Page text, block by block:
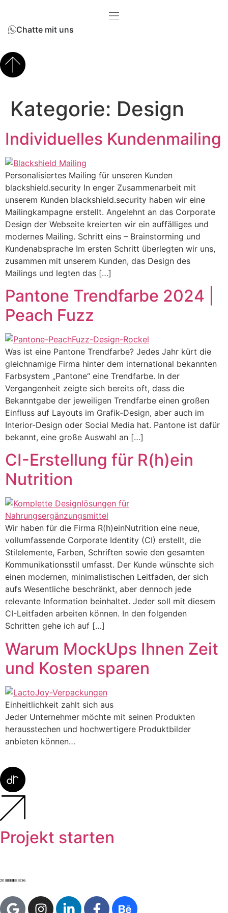
Chatte mit uns
Kategorie: Design
Individuelles Kundenmailing
Personalisiertes Mailing für unseren Kunden
blackshield.security In enger Zusammenarbeit mit
unserem Kunden blackshield.security haben wir eine
Mailingkampagne erstellt. Angelehnt an das Corporate
Design der Webseite kreierten wir ein auffälliges und
modernes Mailing. Schritt eins – Brainstorming und
Kundenabsprache Im ersten Schritt überlegten wir uns,
zusammen mit unserem Kunden, das Design des
Mailings und legten das […]
Pantone Trendfarbe 2024 |
Peach Fuzz
Was ist eine Pantone Trendfarbe? Jedes Jahr kürt die
gleichnamige Firma hinter dem international bekannten
Farbsystem „Pantone“ eine Trendfarbe. In der
Vergangenheit zeigte sich bereits oft, dass die
Bekanntgabe der jeweiligen Trendfarbe einen großen
Einfluss auf Layouts im Grafik-Design, aber auch im
Interior-Design oder Social Media hat. Pantone ist dafür
bekannt, eine große Auswahl an […]
CI-Erstellung für R(h)ein
Nutrition
Wir haben für die Firma R(h)einNutrition eine neue,
vollumfassende Corporate Identity (CI) erstellt, die
Stilelemente, Farben, Schriften sowie den gesamten
Kommunikationsstil umfasst. Der Kunde wünschte sich
einen modernen, minimalistischen Leitfaden, der sich
aufs Wesentliche beschränkt, aber dennoch jede
relevante Information beinhaltet. Jeder soll mit diesem
CI-Leitfaden arbeiten können. In den folgenden
Schritten gehe ich auf […]
Warum MockUps Ihnen Zeit
und Kosten sparen
Einheitlichkeit zahlt sich aus
Jeder Unternehmer möchte mit seinen Produkten
herausstechen und hochwertigere Produktbilder
anbieten können…
Projekt starten